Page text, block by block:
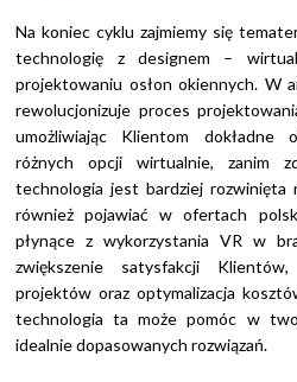
Na koniec cyklu zajmiemy się
technologię z designem –
projektowaniu osłon okiennych. W
rewolucjonizuje proces
umożliwiając Klientom dokładne
różnych opcji wirtualnie, zanim
technologia jest bardziej rozwinięta
również pojawiać w ofertach
płynące z wykorzystania VR w
zwiększenie satysfakcji
projektów oraz optymalizacja
technologia ta może pomóc w
idealnie dopasowanych rozwiązań.